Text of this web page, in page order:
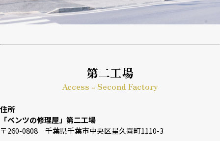
第二工場
Access - Second Factory
住所
「ベンツの修理屋」第二工場
〒260-0808 千葉県千葉市中央区星久喜町1110-3